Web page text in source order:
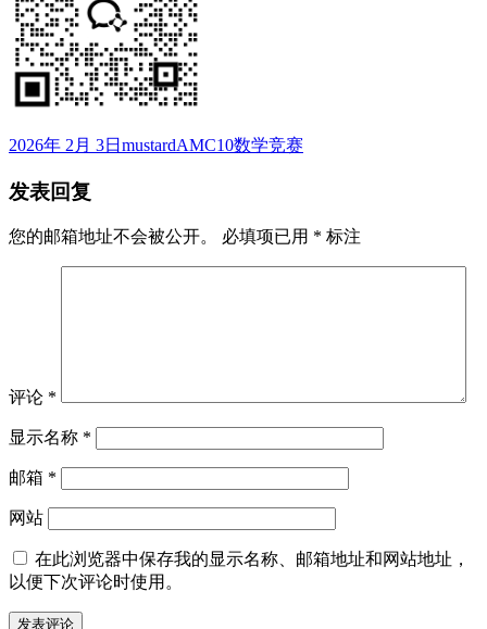
发
于
2026年 2月 3日 作
mustard标
AMC10数学竞赛
发表回复
您的邮箱地址不会被公开。 必填项已用 * 标注
评论 *
显示名称 *
邮箱 *
网站
在此浏览器中保存我的显示名称、邮箱地址和网站地址，
以便下次评论时使用。